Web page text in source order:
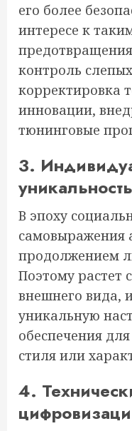
его более
интересе к
контроль
корректировка
инновации,
тюнинговые
3.
уникальность
В эпоху
самовыражения
продолжением
Поэтому растет
внешнего вида,
уникальную
обеспечения
стиля или
4.